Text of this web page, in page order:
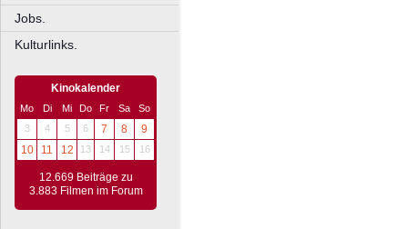
Jobs.
Kulturlinks.
Kinokalender
Mo Di Mi Do Fr Sa
So
3
4 5 6 7 8
9
10
11 12 13 14 15 16
12.669 Beiträge zu
3.883 Filmen im Forum